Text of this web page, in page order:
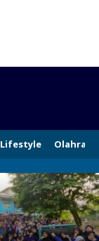
Lifestyle Olahraga